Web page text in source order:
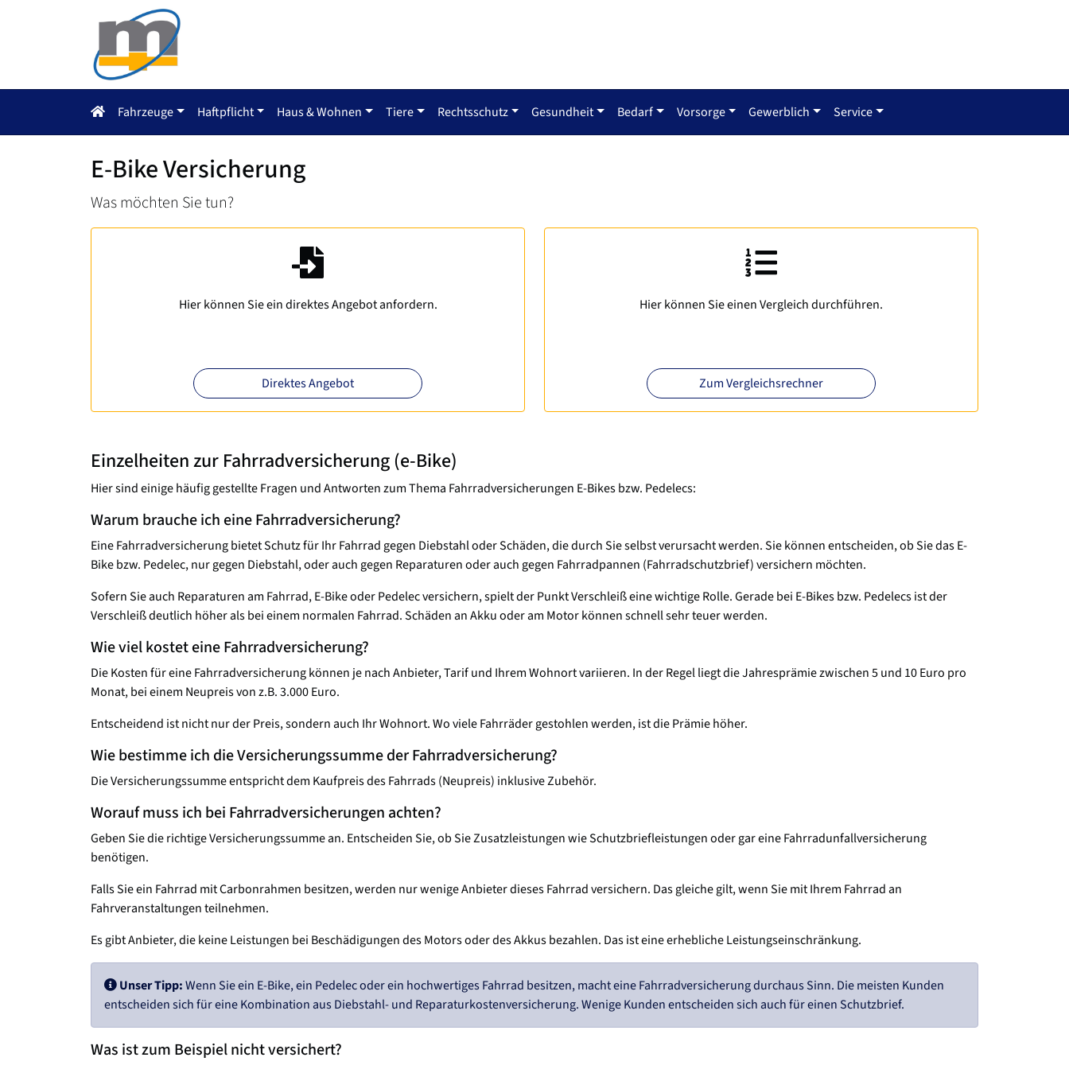
Fahrzeuge Haftpflicht Haus & Wohnen Tiere Rechtsschutz Gesundheit Bedarf Vorsorge Gewerblich Service
E-Bike Versicherung
Was möchten Sie tun?
Hier können Sie ein direktes Angebot anfordern.
Direktes Angebot
Hier können Sie einen Vergleich durchführen.
Zum Vergleichsrechner
Einzelheiten zur Fahrradversicherung (e-Bike)
Hier sind einige häufig gestellte Fragen und Antworten zum Thema Fahrradversicherungen E-Bikes bzw. Pedelecs:
Warum brauche ich eine Fahrradversicherung?
Eine Fahrradversicherung bietet Schutz für Ihr Fahrrad gegen Diebstahl oder Schäden, die durch Sie selbst verursacht werden. Sie können entscheiden, ob Sie das E-
Bike bzw. Pedelec, nur gegen Diebstahl, oder auch gegen Reparaturen oder auch gegen Fahrradpannen (Fahrradschutzbrief) versichern möchten.
Sofern Sie auch Reparaturen am Fahrrad, E-Bike oder Pedelec versichern, spielt der Punkt Verschleiß eine wichtige Rolle. Gerade bei E-Bikes bzw. Pedelecs ist der
Verschleiß deutlich höher als bei einem normalen Fahrrad. Schäden an Akku oder am Motor können schnell sehr teuer werden.
Wie viel kostet eine Fahrradversicherung?
Die Kosten für eine Fahrradversicherung können je nach Anbieter, Tarif und Ihrem Wohnort variieren. In der Regel liegt die Jahresprämie zwischen 5 und 10 Euro pro
Monat, bei einem Neupreis von z.B. 3.000 Euro.
Entscheidend ist nicht nur der Preis, sondern auch Ihr Wohnort. Wo viele Fahrräder gestohlen werden, ist die Prämie höher.
Wie bestimme ich die Versicherungssumme der Fahrradversicherung?
Die Versicherungssumme entspricht dem Kaufpreis des Fahrrads (Neupreis) inklusive Zubehör.
Worauf muss ich bei Fahrradversicherungen achten?
Geben Sie die richtige Versicherungssumme an. Entscheiden Sie, ob Sie Zusatzleistungen wie Schutzbriefleistungen oder gar eine Fahrradunfallversicherung
benötigen.
Falls Sie ein Fahrrad mit Carbonrahmen besitzen, werden nur wenige Anbieter dieses Fahrrad versichern. Das gleiche gilt, wenn Sie mit Ihrem Fahrrad an
Fahrveranstaltungen teilnehmen.
Es gibt Anbieter, die keine Leistungen bei Beschädigungen des Motors oder des Akkus bezahlen. Das ist eine erhebliche Leistungseinschränkung.
Unser Tipp:Wenn Sie ein E-Bike, ein Pedelec oder ein hochwertiges Fahrrad besitzen, macht eine Fahrradversicherung durchaus Sinn. Die meisten Kunden
entscheiden sich für eine Kombination aus Diebstahl- und Reparaturkostenversicherung. Wenige Kunden entscheiden sich auch für einen Schutzbrief.
Was ist zum Beispiel nicht versichert?